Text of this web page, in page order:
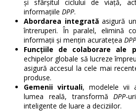
și sfârșitul ciclului de viață,
informațiile DPP.
Abordarea integratăasigură
întreruperi. În paralel, elimină
informații și mențin acuratețea DPP
Funcțiile de colaborare ale
echipelor globale să lucreze
asigură accesul la cele mai
produse.
Gemenii virtuali, modelele vii
lumea reală, transformă DPP-
inteligente de luare a deciziilor.